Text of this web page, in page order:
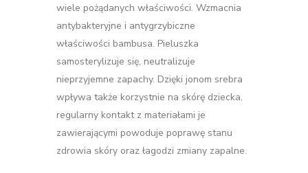
wiele pożądanych właściwości. Wzmacnia
antybakteryjne i antygrzybiczne
właściwości bambusa. Pieluszka
samosterylizuje się, neutralizuje
nieprzyjemne zapachy. Dzięki jonom srebra
wpływa także korzystnie na skórę dziecka,
regularny kontakt z materiałami je
zawierającymi powoduje poprawę stanu
zdrowia skóry oraz łagodzi zmiany zapalne.